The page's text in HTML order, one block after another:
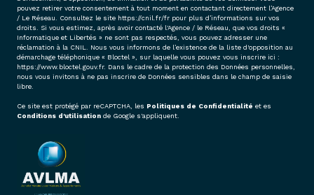
pouvez retirer votre consentement à tout moment en contactant directement l’Agence
/ Le Réseau. Consultez le site https://cnil.fr/fr pour plus d’informations sur vos
droits. Si vous estimez, après avoir contacté l'Agence / le Réseau, que vos droits «
Informatique et Libertés » ne sont pas respectés, vous pouvez adresser une
réclamation à la CNIL. Nous vous informons de l’existence de la liste d'opposition au
démarchage téléphonique « Bloctel », sur laquelle vous pouvez vous inscrire ici :
https://www.bloctel.gouv.fr. Dans le cadre de la protection des Données personnelles,
nous vous invitons à ne pas inscrire de Données sensibles dans le champ de saisie
libre.
Ce site est protégé par reCAPTCHA, les Politiques de Confidentialité et es
Conditions d'utilisation de Google s'appliquent.